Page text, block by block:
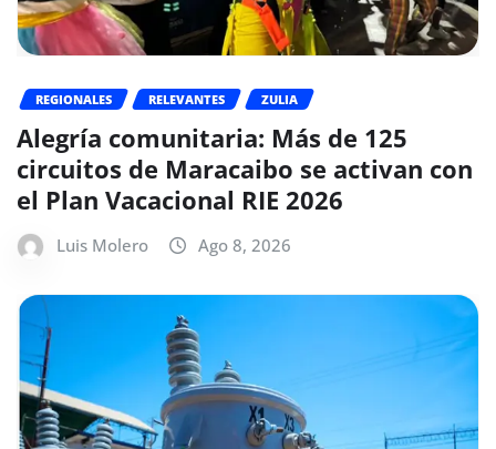
REGIONALES RELEVANTES ZULIA
Alegría comunitaria: Más de 125
circuitos de Maracaibo se activan con
el Plan Vacacional RIE 2026
Luis Molero Ago 8, 2026